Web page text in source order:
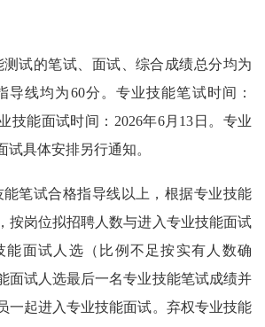
测试的笔试、面试、综合成绩总分均为
导线均为60分。专业技能笔试时间：
技能面试时间：2026年6月13日。专业
试具体安排另行通知。
能笔试合格指导线以上，根据专业技能
按岗位拟招聘人数与进入专业技能面试
能面试人选（比例不足按实有人数确
面试人选最后一名专业技能笔试成绩并
一起进入专业技能面试。弃权专业技能